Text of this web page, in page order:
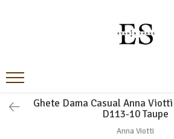
Derby
MonkStraps
Ghete
PantofiGhete Dama Casual Anna
D113-10 Taupe
Anna Viotti